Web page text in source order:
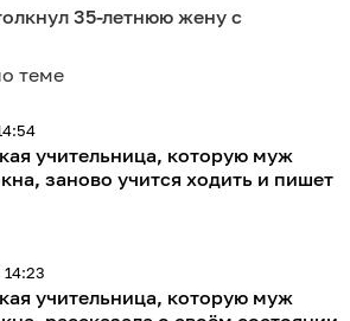
35-летнюю жену с
теме
учительница, которую муж
заново учится ходить и пишет
учительница, которую муж
14:23